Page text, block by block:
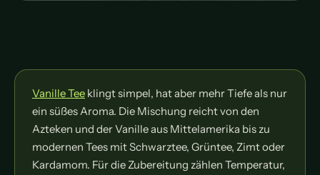
Vanille Tee klingt simpel, hat aber mehr Tiefe als nur
ein süßes Aroma. Die Mischung reicht von den
Azteken und der Vanille aus Mittelamerika bis zu
modernen Tees mit Schwarztee, Grüntee, Zimt oder
Kardamom. Für die Zubereitung zählen Temperatur,